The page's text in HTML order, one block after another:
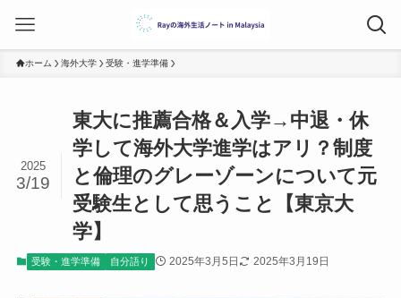
ホーム 海外大学 受験・進学準備
東大に推薦合格＆入学→中退・休
学して海外大学進学はアリ？制度
と倫理のグレーゾーンについて元
受験生として思うこと【東京大
学】
2025
3/19
受験・進学準備 自分語り 2025年3月5日 2025年3月19日